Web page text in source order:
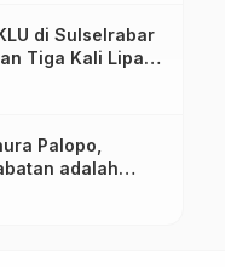
di Sulselrabar
Tiga Kali Lipat
Palopo,